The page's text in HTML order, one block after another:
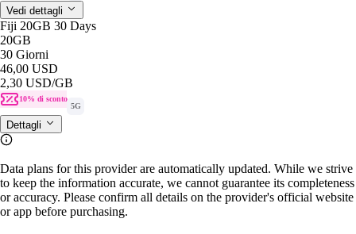
Vedi dettagli
Fiji 20GB 30 Days
20GB
30 Giorni
46,00 USD
2,30 USD/GB
10% di sconto
5G
Dettagli
Data plans for this provider are automatically updated. While we strive
to keep the information accurate, we cannot guarantee its completeness
or accuracy. Please confirm all details on the provider's official website
or app before purchasing.